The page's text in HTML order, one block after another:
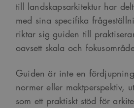
till landskapsarkitektur har
med sina specifika
riktar sig guiden till
oavsett skala och
Guiden är inte en
normer eller maktperspektiv,
som ett praktiskt stöd för